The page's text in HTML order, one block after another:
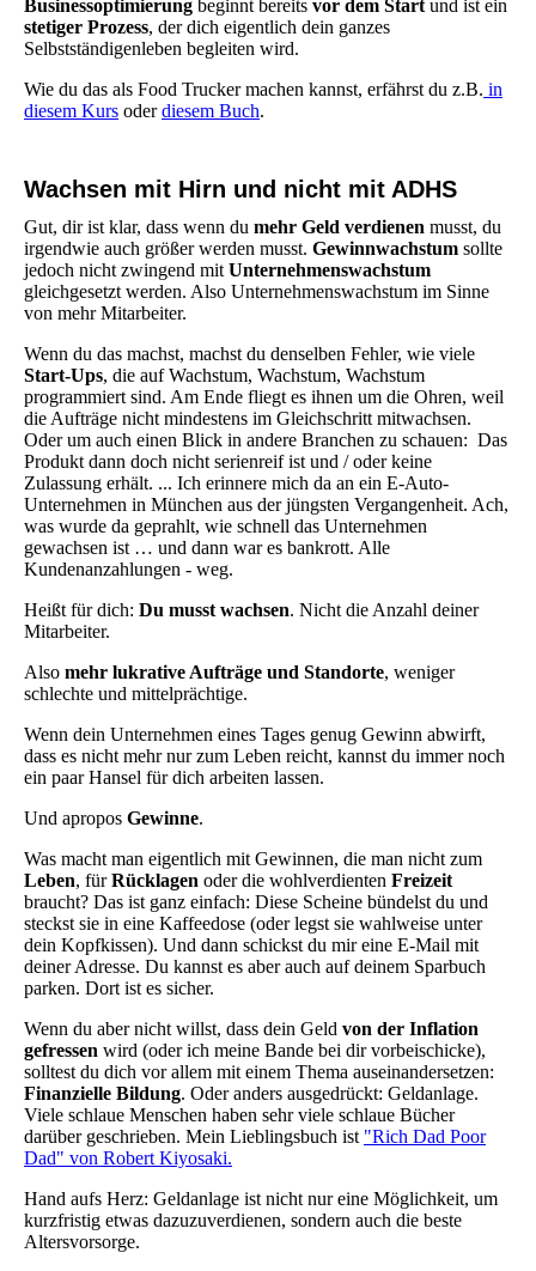
Businessoptimierung beginnt bereits vor dem Start und ist ein
stetiger Prozess, der dich eigentlich dein ganzes
Selbstständigenleben begleiten wird.
Wie du das als Food Trucker machen kannst, erfährst du z.B. in
diesem Kurs oderdiesem Buch.
Wachsen mit Hirn und nicht mit ADHS
Gut, dir ist klar, dass wenn du mehr Geld verdienen musst, du
irgendwie auch größer werden musst. Gewinnwachstum sollte
jedoch nicht zwingend mitUnternehmenswachstum
gleichgesetzt werden. Also Unternehmenswachstum im Sinne
von mehr Mitarbeiter.
Wenn du das machst, machst du denselben Fehler, wie viele
Start-Ups, die auf Wachstum, Wachstum, Wachstum
programmiert sind. Am Ende fliegt es ihnen um die Ohren, weil
die Aufträge nicht mindestens im Gleichschritt mitwachsen.
Oder um auch einen Blick in andere Branchen zu schauen: Das
Produkt dann doch nicht serienreif ist und / oder keine
Zulassung erhält. ... Ich erinnere mich da an ein E-Auto-
Unternehmen in München aus der jüngsten Vergangenheit. Ach,
was wurde da geprahlt, wie schnell das Unternehmen
gewachsen ist … und dann war es bankrott. Alle
Kundenanzahlungen - weg.
Heißt für dich: Du musst wachsen. Nicht die Anzahl deiner
Mitarbeiter.
Also mehr lukrative Aufträge und Standorte, weniger
schlechte und mittelprächtige.
Wenn dein Unternehmen eines Tages genug Gewinn abwirft,
dass es nicht mehr nur zum Leben reicht, kannst du immer noch
ein paar Hansel für dich arbeiten lassen.
Und apropos Gewinne.
Was macht man eigentlich mit Gewinnen, die man nicht zum
Leben, fürRücklagen oder die wohlverdienten Freizeit
braucht? Das ist ganz einfach: Diese Scheine bündelst du und
steckst sie in eine Kaffeedose (oder legst sie wahlweise unter
dein Kopfkissen). Und dann schickst du mir eine E-Mail mit
deiner Adresse. Du kannst es aber auch auf deinem Sparbuch
parken. Dort ist es sicher.
Wenn du aber nicht willst, dass dein Geld von der Inflation
gefressen wird (oder ich meine Bande bei dir vorbeischicke),
solltest du dich vor allem mit einem Thema auseinandersetzen:
Finanzielle Bildung. Oder anders ausgedrückt: Geldanlage.
Viele schlaue Menschen haben sehr viele schlaue Bücher
darüber geschrieben. Mein Lieblingsbuch ist "Rich Dad Poor
Dad" von Robert Kiyosaki.
Hand aufs Herz: Geldanlage ist nicht nur eine Möglichkeit, um
kurzfristig etwas dazuzuverdienen, sondern auch die beste
Altersvorsorge.